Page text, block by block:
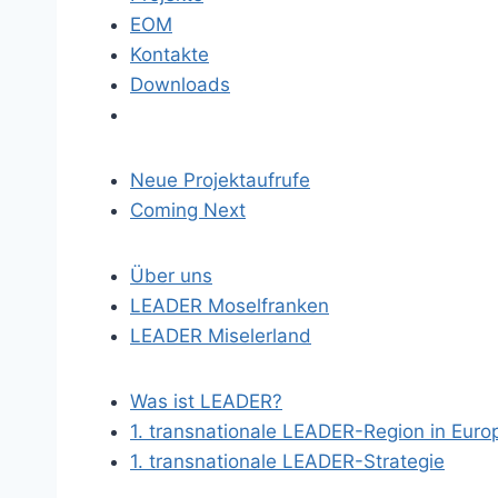
EOM
Kontakte
Downloads
Neue Projektaufrufe
Coming Next
Über uns
LEADER Moselfranken
LEADER Miselerland
Was ist LEADER?
1. transnationale LEADER-Region in
1. transnationale LEADER-Strategie